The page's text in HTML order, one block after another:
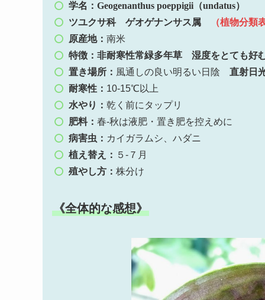
学名：Geogenanthus poeppigii（undatus）
ツユクサ科 ゲオゲナンサス属
（植物分
原産地： 南米
特徴：非耐寒性常緑多年草
湿度をとても好
置き場所： 風通しの良い明るい日陰 直射日
耐寒性： 10-15℃以上
水やり： 乾く前にタップリ
肥料： 春-秋は液肥・置き肥を控えめに
病害虫： カイガラムシ、ハダニ
植え替え： ５-７月
殖やし方： 株分け
《全体的な感想》